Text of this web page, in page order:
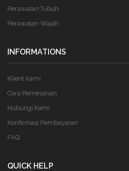
Perawatan Tubuh
Perawatan Wajah
INFORMATIONS
Klient Kami
Cara Pemesanan
Hubungi Kami
Konfirmasi Pembayaran
FAQ
QUICK HELP